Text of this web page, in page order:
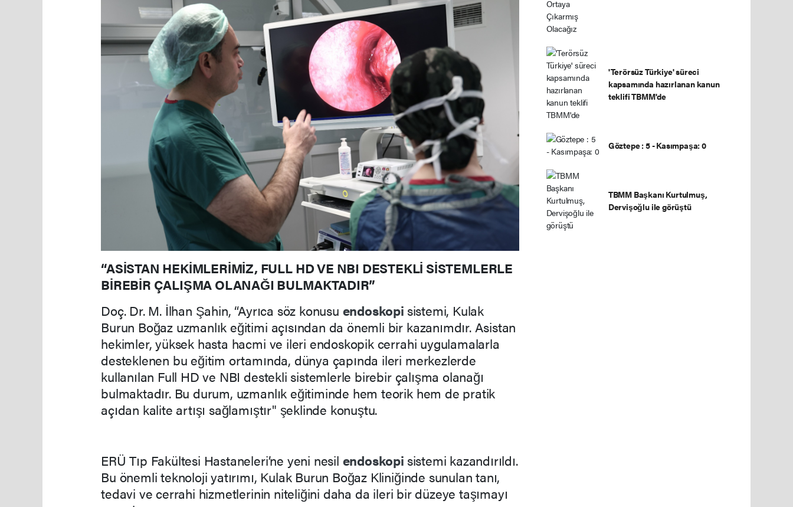
“ASİSTAN HEKİMLERİMİZ, FULL HD VE NBI DESTEKLİ SİSTEMLERLE
BİREBİR ÇALIŞMA OLANAĞI BULMAKTADIR”
Doç. Dr. M. İlhan Şahin, “Ayrıca söz konusu endoskopisistemi, Kulak
Burun Boğaz uzmanlık eğitimi açısından da önemli bir kazanımdır. Asistan
hekimler, yüksek hasta hacmi ve ileri endoskopik cerrahi uygulamalarla
desteklenen bu eğitim ortamında, dünya çapında ileri merkezlerde
kullanılan Full HD ve NBI destekli sistemlerle birebir çalışma olanağı
bulmaktadır. Bu durum, uzmanlık eğitiminde hem teorik hem de pratik
açıdan kalite artışı sağlamıştır" şeklinde konuştu.
ERÜ Tıp Fakültesi Hastaneleri’ne yeni nesil endoskopisistemi kazandırıldı.
Bu önemli teknoloji yatırımı, Kulak Burun Boğaz Kliniğinde sunulan tanı,
tedavi ve cerrahi hizmetlerinin niteliğini daha da ileri bir düzeye taşımayı
'Terörsüz Türkiye' süreci
kapsamında hazırlanan kanun
teklifi TBMM'de
Göztepe : 5 - Kasımpaşa: 0
TBMM Başkanı Kurtulmuş,
Dervişoğlu ile görüştü